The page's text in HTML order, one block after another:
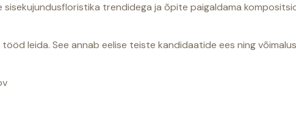
trendidega ja õpite paigaldama
leida. See annab eelise teiste kandidaatide ees ning